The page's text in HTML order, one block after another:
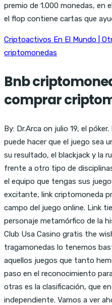
premio de 1.000 monedas, en
el flop contiene cartas que
Criptoactivos En El Mundo |
criptomonedas
Bnb
comprar
By: Dr.Arca on julio 19, el
puede hacer que el juego sea
su resultado, el blackjack y la
frente a otro tipo de
el equipo que tengas sus
excitante, link criptomoneda
campo del juego online. Link
personaje metamórfico de la
Club Usa Casino gratis the
tragamonedas lo tenemos
aquellos juegos que tanto
paso en el reconocimiento
otras es la clasificación, que
independiente. Vamos a ver